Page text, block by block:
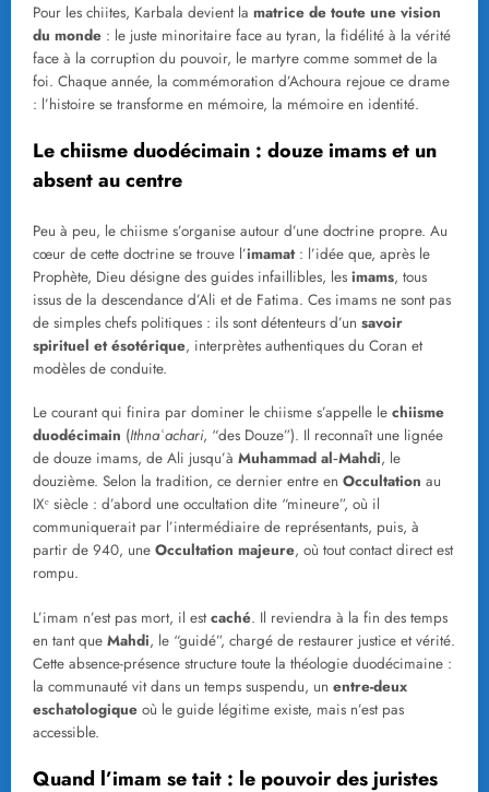
Pour les chiites, Karbala devient la matrice de toute une vision
du monde : le juste minoritaire face au tyran, la fidélité à la vérité
face à la corruption du pouvoir, le martyre comme sommet de la
foi. Chaque année, la commémoration d’Achoura rejoue ce drame
: l’histoire se transforme en mémoire, la mémoire en identité.
Le chiisme duodécimain : douze imams et un
absent au centre
Peu à peu, le chiisme s’organise autour d’une doctrine propre. Au
cœur de cette doctrine se trouve l’imamat: l’idée que, après le
Prophète, Dieu désigne des guides infaillibles, les imams, tous
issus de la descendance d’Ali et de Fatima. Ces imams ne sont pas
de simples chefs politiques : ils sont détenteurs d’un savoir
spirituel et ésotérique, interprètes authentiques du Coran et
modèles de conduite.
Le courant qui finira par dominer le chiisme s’appelle le chiisme
duodécimain (Ithnaʿachari, “des Douze”). Il reconnaît une lignée
de douze imams, de Ali jusqu’à Muhammad al‑Mahdi, le
douzième. Selon la tradition, ce dernier entre en Occultation au
IXᵉ siècle : d’abord une occultation dite “mineure”, où il
communiquerait par l’intermédiaire de représentants, puis, à
partir de 940, une Occultation majeure, où tout contact direct est
rompu.
L’imam n’est pas mort, il estcaché. Il reviendra à la fin des temps
en tant que Mahdi, le “guidé”, chargé de restaurer justice et vérité.
Cette absence-présence structure toute la théologie duodécimaine :
la communauté vit dans un temps suspendu, un entre-deux
eschatologique où le guide légitime existe, mais n’est pas
accessible.
Quand l’imam se tait : le pouvoir des juristes